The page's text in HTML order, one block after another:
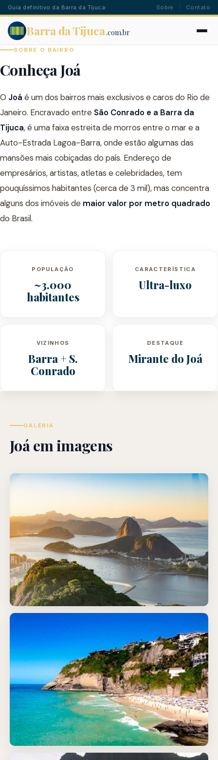
Guia definitivo da Barra da Tijuca· Sobre Contato
Barra da Tijuca.com.br
SOBRE O BAIRRO
Conheça Joá
O Joá é um dos bairros mais exclusivos e caros do Rio de
Janeiro. Encravado entre São Conrado e a Barra da
Tijuca, é uma faixa estreita de morros entre o mar e a
Auto-Estrada Lagoa-Barra, onde estão algumas das
mansões mais cobiçadas do país. Endereço de
empresários, artistas, atletas e celebridades, tem
pouquíssimos habitantes (cerca de 3 mil), mas concentra
alguns dos imóveis de maior valor por metro quadrado
do Brasil.
POPULAÇÃO
~3.000
habitantes
CARACTERÍSTICA
Ultra-luxo
VIZINHOS
Barra + S.
Conrado
DESTAQUE
Mirante do Joá
GALERIA
Joá em imagens